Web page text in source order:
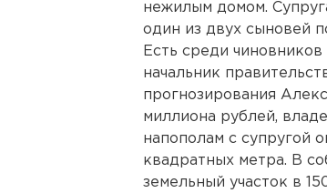
нежилым домом.
один из двух сыновей
Есть среди
начальник
прогнозирования
миллиона рублей,
напополам с супругой
квадратных метра. В
земельный участок в